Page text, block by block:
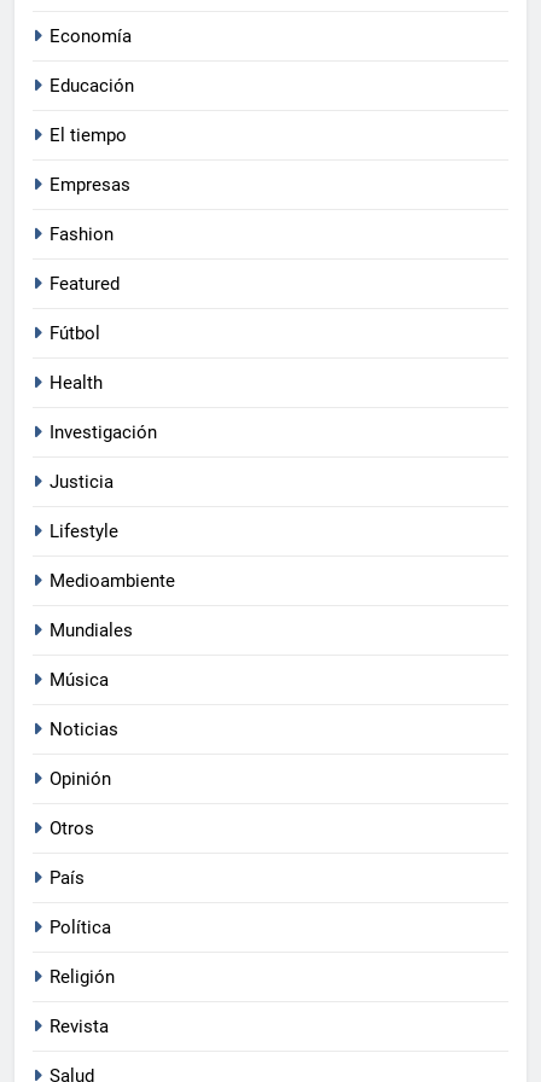
Economía
Educación
El tiempo
Empresas
Fashion
Featured
Fútbol
Health
Investigación
Justicia
Lifestyle
Medioambiente
Mundiales
Música
Noticias
Opinión
Otros
País
Política
Religión
Revista
Salud